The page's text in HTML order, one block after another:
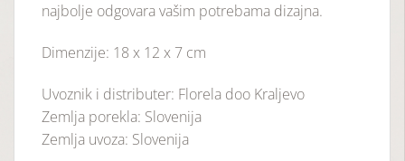
najbolje odgovara vašim potrebama dizajna.
Dimenzije: 18 x 12 x 7 cm
Uvoznik i distributer: Florela doo Kraljevo
Zemlja porekla: Slovenija
Zemlja uvoza: Slovenija